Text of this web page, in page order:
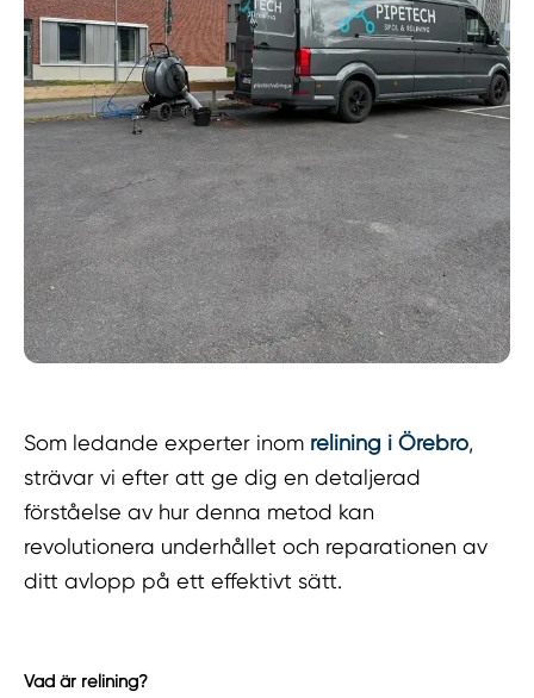
Som ledande experter inom relining i Örebro,
strävar vi efter att ge dig en detaljerad
förståelse av hur denna metod kan
revolutionera underhållet och reparationen av
ditt avlopp på ett effektivt sätt.
Vad är relining?